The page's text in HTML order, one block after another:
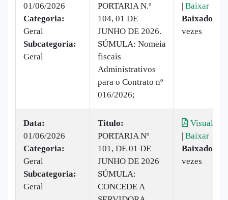
01/06/2026
Categoria:
Geral
Subcategoria:
Geral
PORTARIA N.º
104, 01 DE
JUNHO DE 2026.
SÚMULA: Nomeia
fiscais
Administrativos
para o Contrato nº
016/2026;
| Baixar
Baixado:
vezes
Data:
01/06/2026
Categoria:
Geral
Subcategoria:
Geral
Titulo:
PORTARIA Nº
101, DE 01 DE
JUNHO DE 2026
SÚMULA:
CONCEDE A
Visualizar
| Baixar
Baixado:
vezes